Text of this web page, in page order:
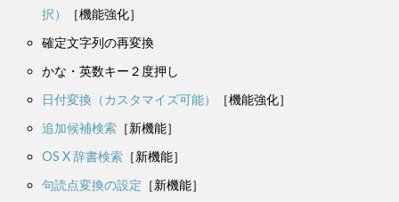
択）
［機能強化］
確定文字列の再変換
かな・英数キー２度押し
日付変換（カスタマイズ可能）
［機能強化］
追加候補検索 ［新機能］
OS X 辞書検索 ［新機能］
句読点変換の設定 ［新機能］